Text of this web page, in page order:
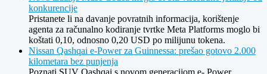
konkurencije
Pristanete li na davanje povratnih informacija, korištenje
agenta za računalno kodiranje tvrtke Meta Platforms moglo bi
koštati 0,10, odnosno 0,20 USD po milijunu tokena.
Nissan Qashqai e-Power za Guinnessa: prešao gotovo 2.000
kilometara bez punjenja